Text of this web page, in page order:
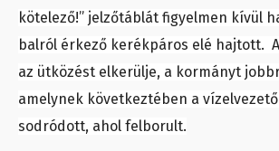
kötelező!” jelzőtáblát figyelmen kívül
balról érkező kerékpáros elé hajtott.
az ütközést elkerülje, a kormányt
amelynek következtében a
sodródott, ahol felborult.